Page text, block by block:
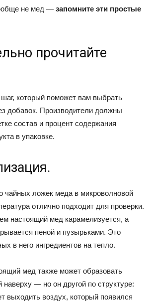
не мед — запомните эти простые
прочитайте
который поможет вам выбрать
добавок. Производители должны
состав и процент содержания
в упаковке.
чайных ложек меда в микроволновой
отлично подходит для проверки.
настоящий мед карамелизуется, а
пеной и пузырьками. Это
в него ингредиентов на тепло.
мед также может образовать
наверху — но он другой по структуре:
выходить воздух, который появился